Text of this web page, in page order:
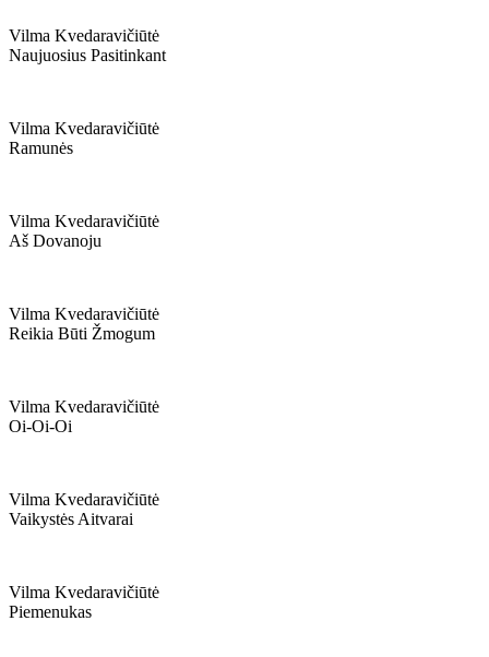
Vilma Kvedaravičiūtė
Naujuosius Pasitinkant
Vilma Kvedaravičiūtė
Ramunės
Vilma Kvedaravičiūtė
Aš Dovanoju
Vilma Kvedaravičiūtė
Reikia Būti Žmogum
Vilma Kvedaravičiūtė
Oi-Oi-Oi
Vilma Kvedaravičiūtė
Vaikystės Aitvarai
Vilma Kvedaravičiūtė
Piemenukas